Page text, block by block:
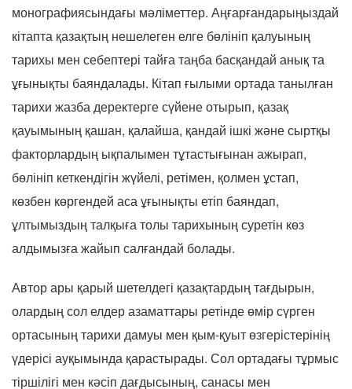
монографиясындағы мәліметтер. Аңғарғандарыңыздай
кітапта қазақтың нешелеген елге бөлініп қалуының
тарихы мен себептері тайға таңба басқандай анық та
ұғынықты баяндалады. Кітап ғылыми ортада танылған
тарихи жазба деректерге сүйене отырып, қазақ
қауымының қашан, қалайша, қандай ішкі және сыртқы
факторлардың ықпалымен тұтастығынан ажырап,
бөлініп кеткендігін жүйелі, ретімен, қолмен ұстап,
көзбен көргендей аса ұғынықты етіп баяндап,
ұлтымыздың талқыға толы тарихының суретін көз
алдымызға жайып салғандай болады.
Автор ары қарый шетелдегі қазақтардың тағдырын,
олардың сол елдер азаматтары ретінде өмір сүрген
ортасының тарихи дамуы мен қым-қуыт өзгерістерінің
үдерісі ауқымында қарастырады. Сол ортадағы тұрмыс
тіршілігі мен кәсіп дағдысының, санасы мен